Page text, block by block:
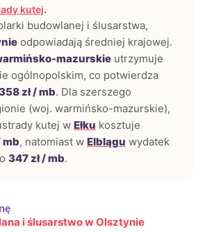
kutej.
budowlanej i ślusarstwa,
odpowiadają średniej krajowej.
mazurskie utrzymuje
ogólnopolskim, co potwierdza
zł / mb. Dla szerszego
(woj. warmińsko-mazurskie),
kutej w Ełku kosztuje
mb, natomiast w Elblągu wydatek
347 zł / mb.
i ślusarstwo w Olsztynie